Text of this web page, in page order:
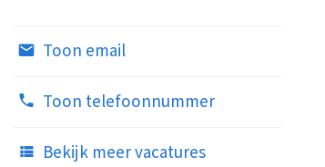
Toon email
Toon telefoonnummer
Bekijk meer vacatures